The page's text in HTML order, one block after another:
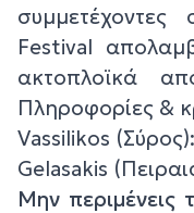
Festival
ακτοπλοϊκά
Πληροφορίες &
Vassilikos
Gelasakis
Μην περιμένεις